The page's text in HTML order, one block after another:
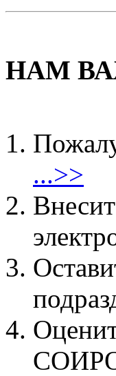
НАМ
...>>